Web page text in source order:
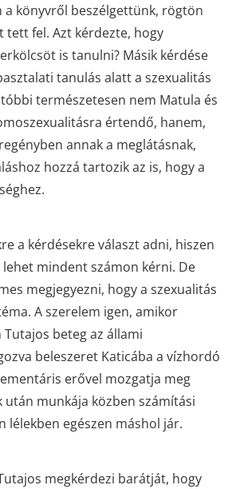
könyvről beszélgettünk, rögtön
tett fel. Azt kérdezte, hogy
is tanulni? Másik kérdése
tanulás alatt a szexualitás
természetesen nem Matula és
értendő, hanem,
annak a meglátásnak,
hozzá tartozik az is, hogy a
a kérdésekre választ adni, hiszen
mindent számon kérni. De
megjegyezni, hogy a szexualitás
A szerelem igen, amikor
beteg az állami
beleszeret Katicába a vízhordó
erővel mozgatja meg
után munkája közben számítási
lélekben egészen máshol jár.
megkérdezi barátját, hogy